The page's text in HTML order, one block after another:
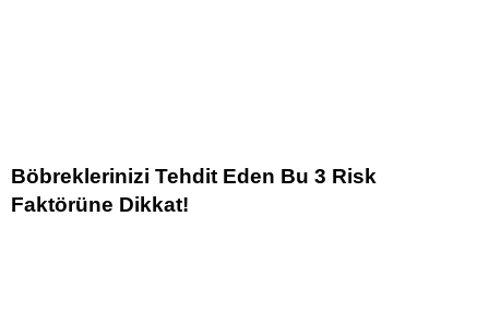
Böbreklerinizi Tehdit Eden Bu 3 Risk
Faktörüne Dikkat!